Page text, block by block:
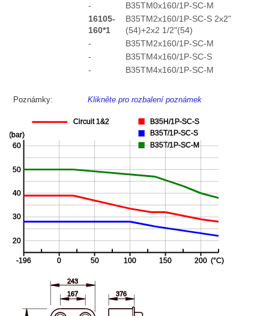
-
B35TM0x160/1P-SC-M
16105-
160*1
B35TM2x160/1P-SC-S 2x2"
(54)+2x2 1/2"(54)
-
B35TM2x160/1P-SC-M
-
B35TM4x160/1P-SC-S
-
B35TM4x160/1P-SC-M
Poznámky: Klikněte pro rozbalení poznámek